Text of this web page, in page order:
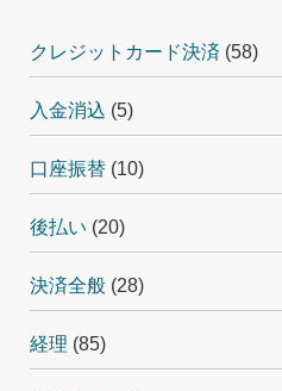
クレジットカード決済 (58)
入金消込 (5)
口座振替 (10)
後払い (20)
決済全般 (28)
経理 (85)